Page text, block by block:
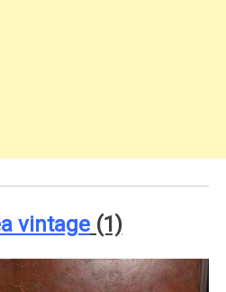
vintage(1)